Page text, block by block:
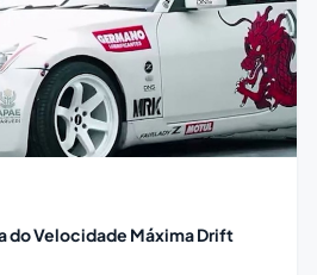
do Velocidade Máxima Drift